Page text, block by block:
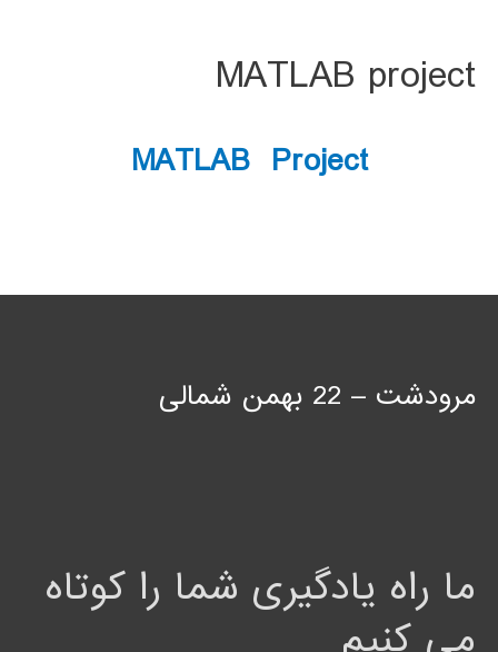
MATLAB project
MATLAB Project
مرودشت – 22 بهمن شمالی
ما راه یادگیری شما را کوتاه